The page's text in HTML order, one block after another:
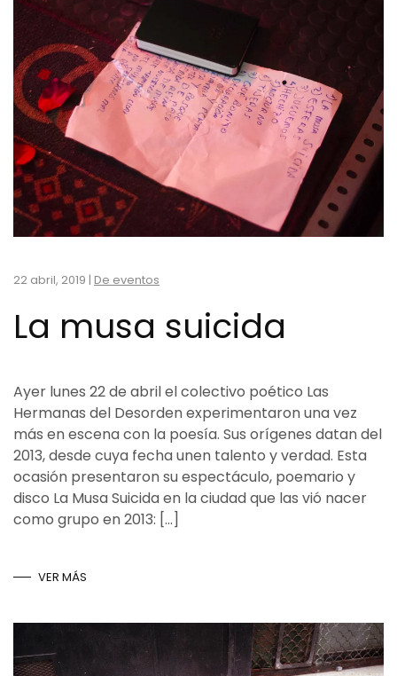
22 abril, 2019 | De eventos
La musa suicida
Ayer lunes 22 de abril el colectivo poético Las
Hermanas del Desorden experimentaron una vez
más en escena con la poesía. Sus orígenes datan del
2013, desde cuya fecha unen talento y verdad. Esta
ocasión presentaron su espectáculo, poemario y
disco La Musa Suicida en la ciudad que las vió nacer
como grupo en 2013: […]
VER MÁS